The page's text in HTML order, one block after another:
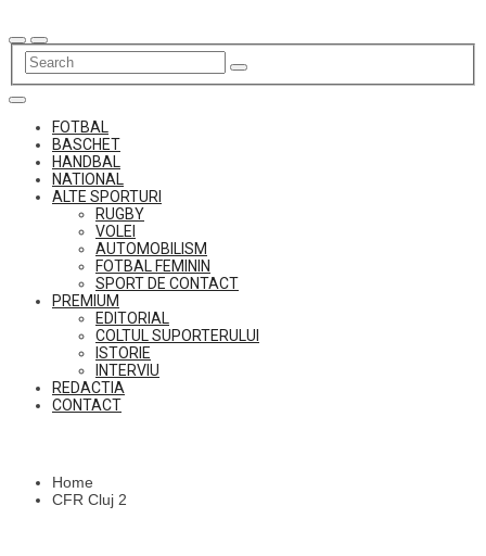
to
content
FOTBAL
BASCHET
HANDBAL
NATIONAL
ALTE SPORTURI
RUGBY
VOLEI
AUTOMOBILISM
FOTBAL FEMININ
SPORT DE CONTACT
PREMIUM
EDITORIAL
COLTUL SUPORTERULUI
ISTORIE
INTERVIU
REDACTIA
CONTACT
Home
CFR Cluj 2